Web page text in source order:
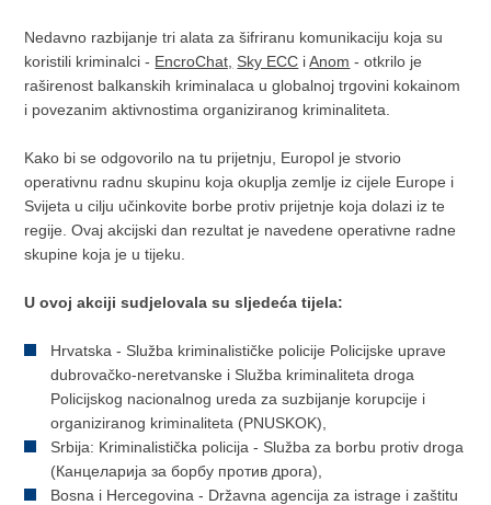
Nedavno razbijanje tri alata za šifriranu komunikaciju koja su
koristili kriminalci - EncroChat, Sky ECC iAnom - otkrilo je
raširenost balkanskih kriminalaca u globalnoj trgovini kokainom
i povezanim aktivnostima organiziranog kriminaliteta.
Kako bi se odgovorilo na tu prijetnju, Europol je stvorio
operativnu radnu skupinu koja okuplja zemlje iz cijele Europe i
Svijeta u cilju učinkovite borbe protiv prijetnje koja dolazi iz te
regije. Ovaj akcijski dan rezultat je navedene operativne radne
skupine koja je u tijeku.
U ovoj akciji sudjelovala su sljedeća tijela:
Hrvatska - Služba kriminalističke policije Policijske uprave
dubrovačko-neretvanske i Služba kriminaliteta droga
Policijskog nacionalnog ureda za suzbijanje korupcije i
organiziranog kriminaliteta (PNUSKOK),
Srbija: Kriminalistička policija - Služba za borbu protiv droga
(Канцеларија за борбу против дрога),
Bosna i Hercegovina - Državna agencija za istrage i zaštitu